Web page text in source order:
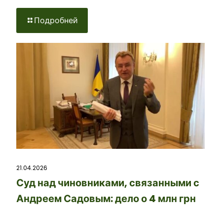
Подробней
21.04.2026
Суд над чиновниками, связанными с
Андреем Садовым: дело о 4 млн грн